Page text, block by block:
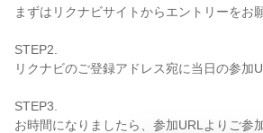
まずはリクナビサイトからエントリーをお
STEP2.
リクナビのご登録アドレス宛に当日の参加
STEP3.
お時間になりましたら、参加URLよりご参